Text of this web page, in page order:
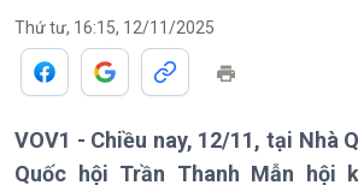
Thứ tư, 16:15, 12/11/2025
VOV1 - Chiều nay, 12/11, tại Nhà
Quốc hội Trần Thanh Mẫn hội